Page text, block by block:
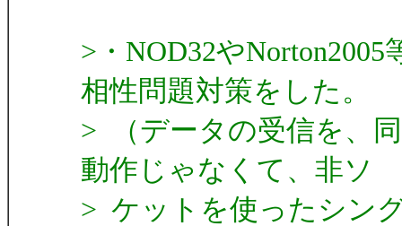
>・NOD32や
相性問題対策をした。
> （データの受信を、
動作じゃなくて、非ソ
> ケットを使ったシン